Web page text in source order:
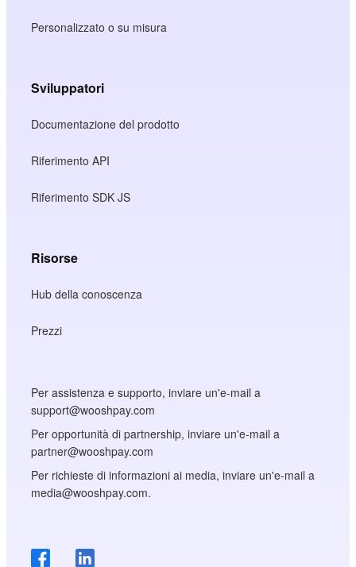
Personalizzato o su misura
Sviluppatori
Documentazione del prodotto
Riferimento API
Riferimento SDK JS
Risorse
Hub della conoscenza
Prezzi
Per assistenza e supporto, inviare un'e-mail a
support@wooshpay.com
Per opportunità di partnership, inviare un'e-mail a
partner@wooshpay.com
Per richieste di informazioni ai media, inviare un'e-mail a
media@wooshpay.com.